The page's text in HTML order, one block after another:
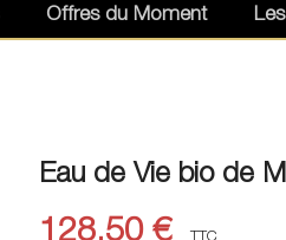
Offres du Moment
Eau de Vie bio de
128,50 € TTC